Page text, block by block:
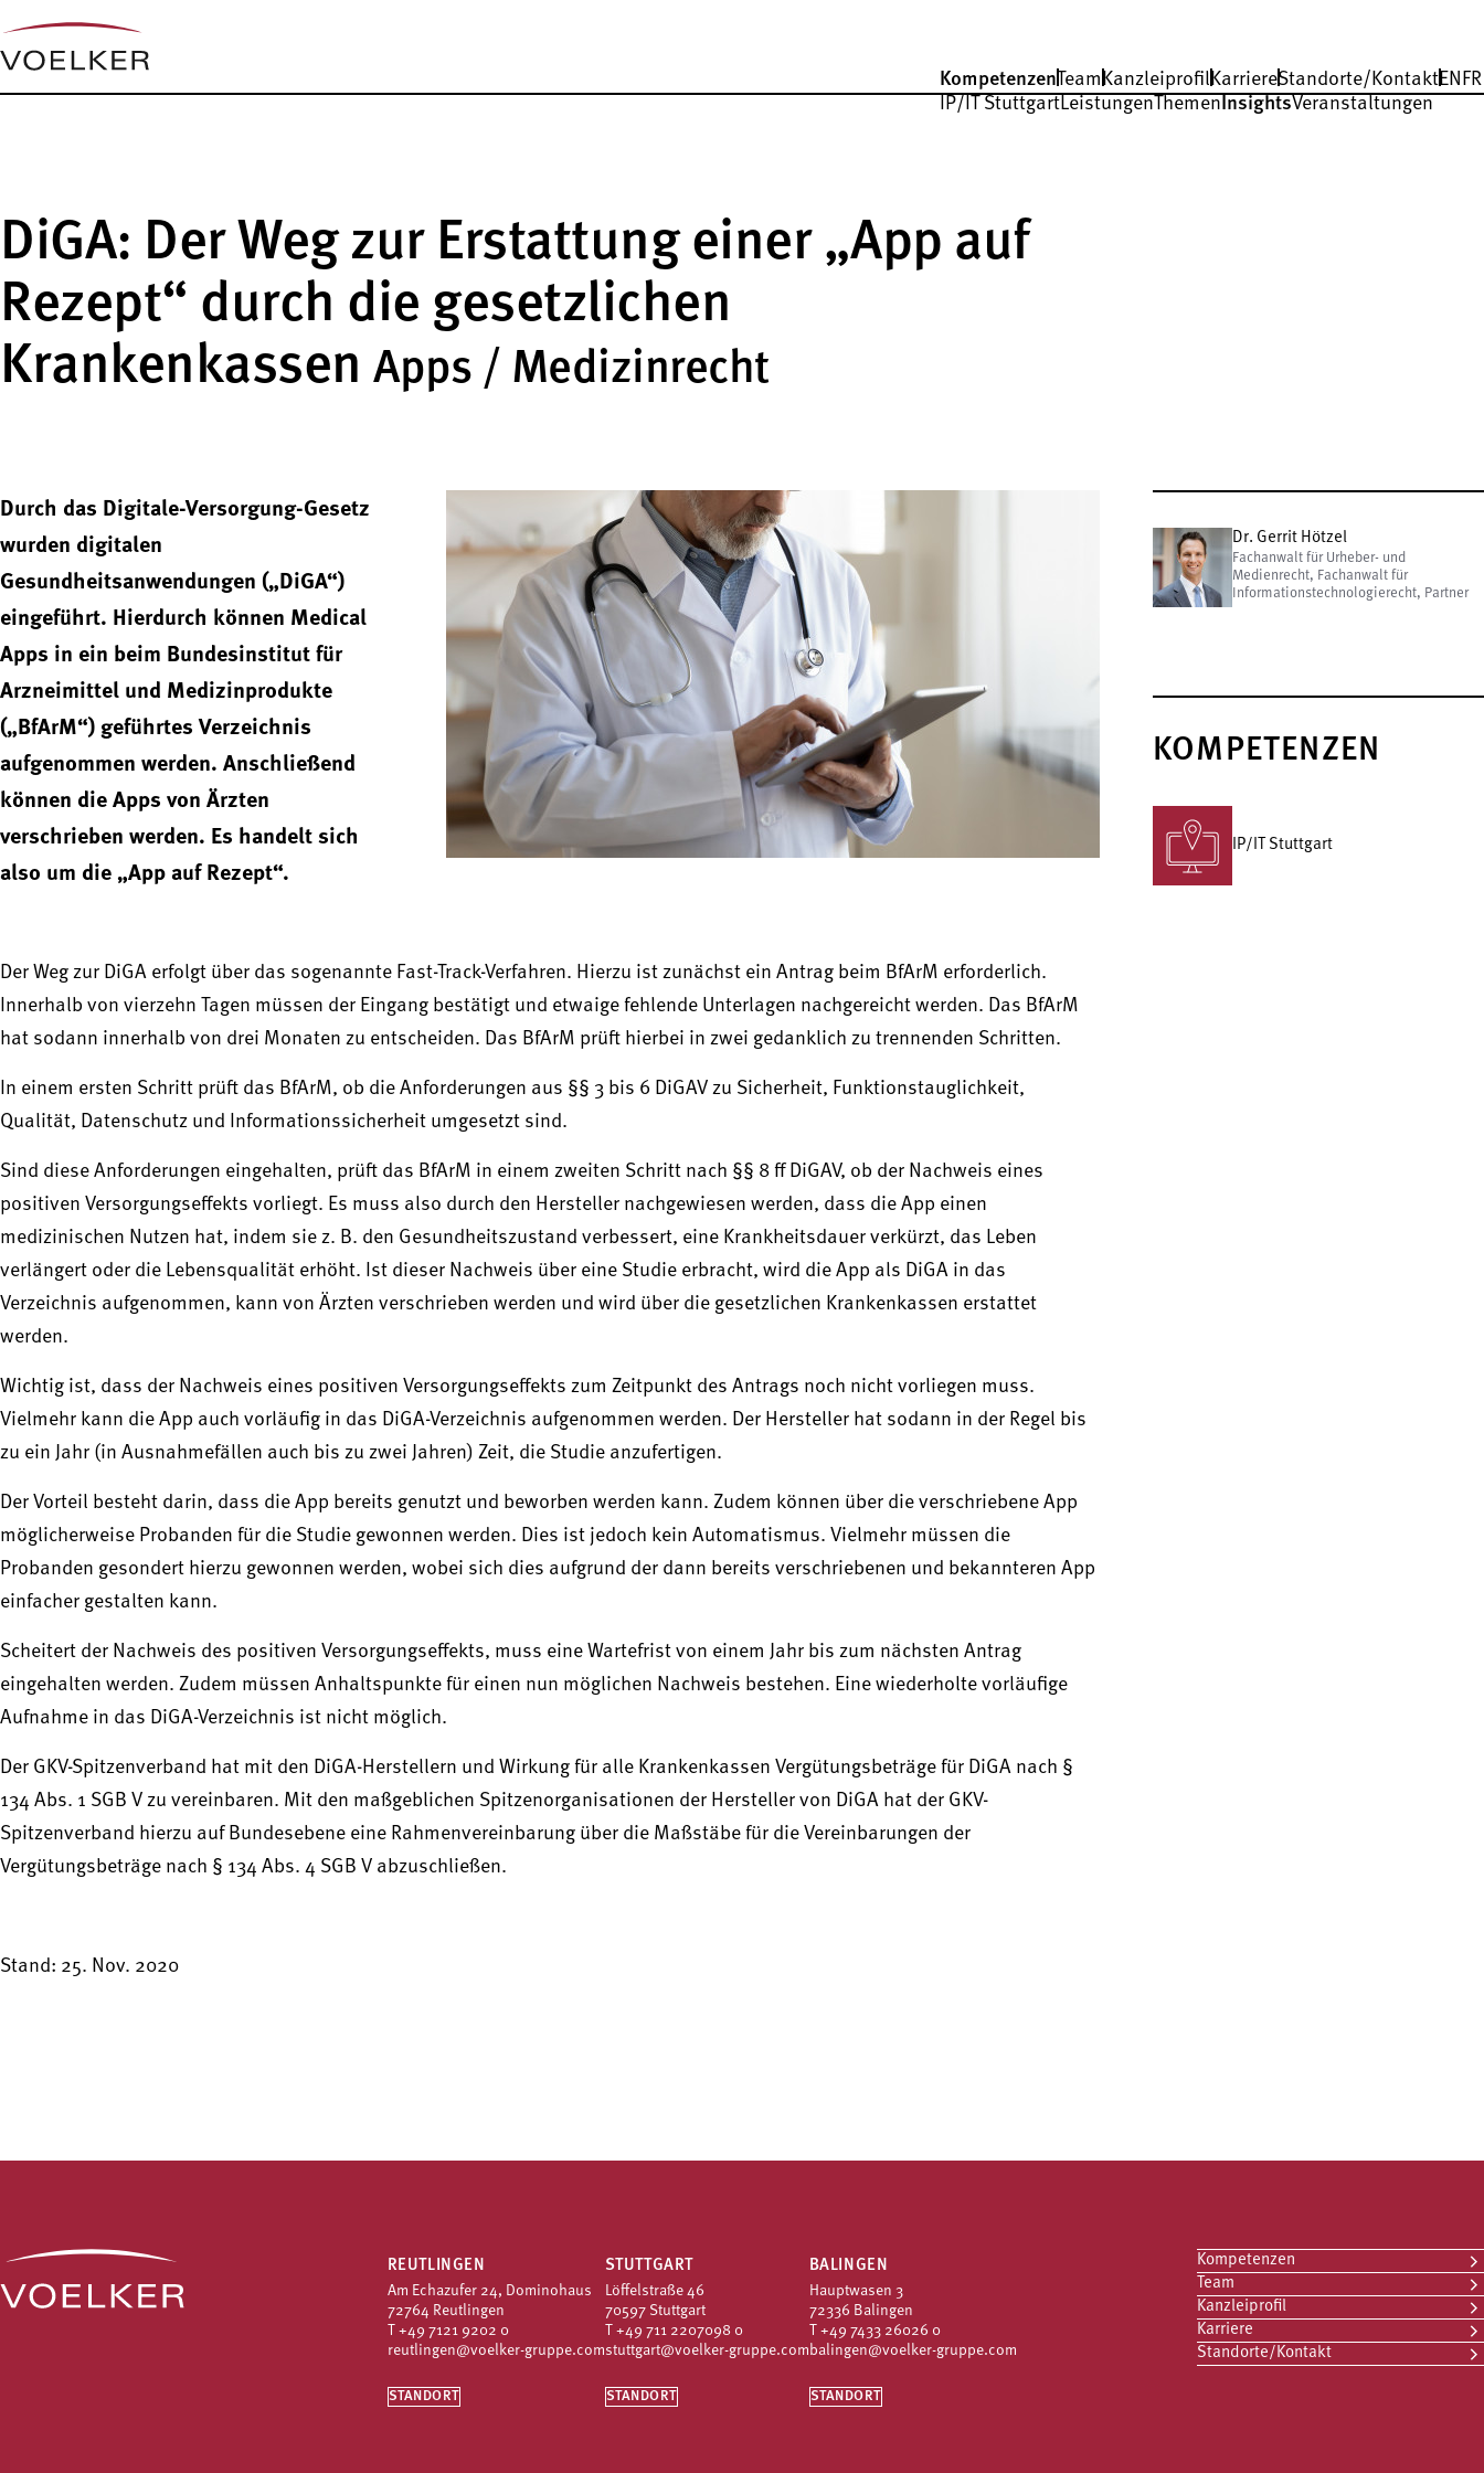
KompetenzenTeam KanzleiprofilKarriereStandorte/KontaktENFR
IP/IT StuttgartLeistungenThemenInsightsVeranstaltungen
DiGA: Der Weg zur Erstattung einer „App auf
Rezept“ durch die gesetzlichen
Krankenkassen Apps / Medizinrecht
Durch das Digitale-Versorgung-Gesetz
wurden digitalen
Gesundheitsanwendungen („DiGA“)
eingeführt. Hierdurch können Medical
Apps in ein beim Bundesinstitut für
Arzneimittel und Medizinprodukte
(„BfArM“) geführtes Verzeichnis
aufgenommen werden. Anschließend
können die Apps von Ärzten
verschrieben werden. Es handelt sich
also um die „App auf Rezept“.
Der Weg zur DiGA erfolgt über das sogenannte Fast-Track-Verfahren. Hierzu ist zunächst ein Antrag beim BfArM erforderlich.
Innerhalb von vierzehn Tagen müssen der Eingang bestätigt und etwaige fehlende Unterlagen nachgereicht werden. Das BfArM
hat sodann innerhalb von drei Monaten zu entscheiden. Das BfArM prüft hierbei in zwei gedanklich zu trennenden Schritten.
In einem ersten Schritt prüft das BfArM, ob die Anforderungen aus §§ 3 bis 6 DiGAV zu Sicherheit, Funktionstauglichkeit,
Qualität, Datenschutz und Informationssicherheit umgesetzt sind.
Sind diese Anforderungen eingehalten, prüft das BfArM in einem zweiten Schritt nach §§ 8 ff DiGAV, ob der Nachweis eines
positiven Versorgungseffekts vorliegt. Es muss also durch den Hersteller nachgewiesen werden, dass die App einen
medizinischen Nutzen hat, indem sie z. B. den Gesundheitszustand verbessert, eine Krankheitsdauer verkürzt, das Leben
verlängert oder die Lebensqualität erhöht. Ist dieser Nachweis über eine Studie erbracht, wird die App als DiGA in das
Verzeichnis aufgenommen, kann von Ärzten verschrieben werden und wird über die gesetzlichen Krankenkassen erstattet
werden.
Wichtig ist, dass der Nachweis eines positiven Versorgungseffekts zum Zeitpunkt des Antrags noch nicht vorliegen muss.
Vielmehr kann die App auch vorläufig in das DiGA-Verzeichnis aufgenommen werden. Der Hersteller hat sodann in der Regel bis
zu ein Jahr (in Ausnahmefällen auch bis zu zwei Jahren) Zeit, die Studie anzufertigen.
Der Vorteil besteht darin, dass die App bereits genutzt und beworben werden kann. Zudem können über die verschriebene App
möglicherweise Probanden für die Studie gewonnen werden. Dies ist jedoch kein Automatismus. Vielmehr müssen die
Probanden gesondert hierzu gewonnen werden, wobei sich dies aufgrund der dann bereits verschriebenen und bekannteren App
einfacher gestalten kann.
Scheitert der Nachweis des positiven Versorgungseffekts, muss eine Wartefrist von einem Jahr bis zum nächsten Antrag
eingehalten werden. Zudem müssen Anhaltspunkte für einen nun möglichen Nachweis bestehen. Eine wiederholte vorläufige
Aufnahme in das DiGA-Verzeichnis ist nicht möglich.
Der GKV-Spitzenverband hat mit den DiGA-Herstellern und Wirkung für alle Krankenkassen Vergütungsbeträge für DiGA nach §
134 Abs. 1 SGB V zu vereinbaren. Mit den maßgeblichen Spitzenorganisationen der Hersteller von DiGA hat der GKV-
Spitzenverband hierzu auf Bundesebene eine Rahmenvereinbarung über die Maßstäbe für die Vereinbarungen der
Vergütungsbeträge nach § 134 Abs. 4 SGB V abzuschließen.
Stand: 25. Nov. 2020
Dr. Gerrit Hötzel
Fachanwalt für Urheber- und
Medienrecht, Fachanwalt für
Informationstechnologierecht, Partner
KOMPETENZEN
IP/IT Stuttgart
REUTLINGEN
Am Echazufer 24, Dominohaus
72764 Reutlingen
T +49 7121 9202 0
reutlingen@voelker-gruppe.com
STANDORT
STUTTGART
Löffelstraße 46
70597 Stuttgart
T +49 711 2207098 0
stuttgart@voelker-gruppe.com
STANDORT
BALINGEN
Hauptwasen 3
72336 Balingen
T +49 7433 26026 0
balingen@voelker-gruppe.com
STANDORT
Kompetenzen
Team
Kanzleiprofil
Karriere
Standorte/Kontakt